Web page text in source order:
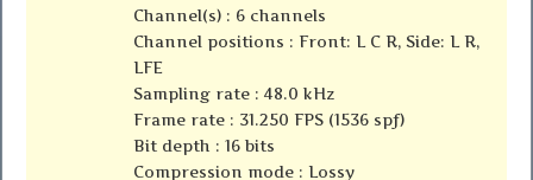
Channel(s) : 6 channels
Channel positions : Front: L C R, Side: L R,
LFE
Sampling rate : 48.0 kHz
Frame rate : 31.250 FPS (1536 spf)
Bit depth : 16 bits
Compression mode : Lossy